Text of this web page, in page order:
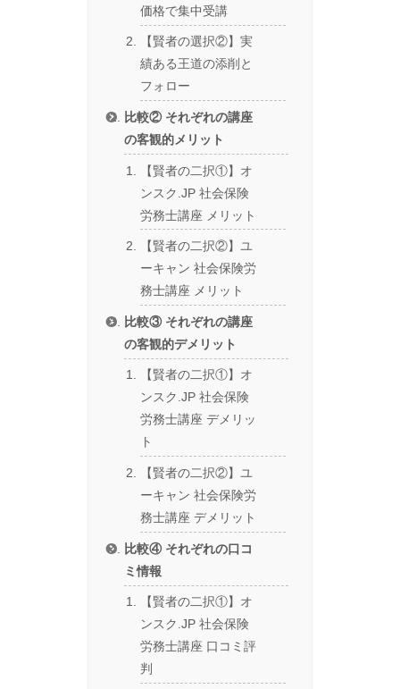
価格で集中受講
【賢者の選択②】実
績ある王道の添削と
フォロー
比較② それぞれの講座
の客観的メリット
【賢者の二択①】オ
ンスク.JP 社会保険
労務士講座 メリット
【賢者の二択②】ユ
ーキャン 社会保険労
務士講座 メリット
比較③ それぞれの講座
の客観的デメリット
【賢者の二択①】オ
ンスク.JP 社会保険
労務士講座 デメリッ
ト
【賢者の二択②】ユ
ーキャン 社会保険労
務士講座 デメリット
比較④ それぞれの口コ
ミ情報
【賢者の二択①】オ
ンスク.JP 社会保険
労務士講座 口コミ評
判